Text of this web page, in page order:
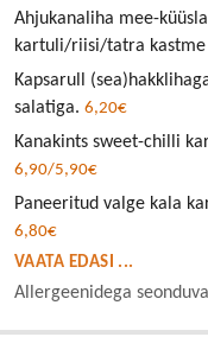
Ahjukanaliha mee-
kartuli/riisi/tatra kastme
Kapsarull
salatiga. 6,20€
Kanakints sweet-chilli
6,90/5,90€
Paneeritud valge kala
6,80€
VAATA EDASI ...
Allergeenidega